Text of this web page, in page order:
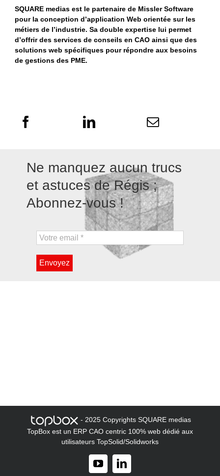
SQUARE medias est le partenaire de Missler Software
pour la conception d’application Web orientée sur les
métiers de l’industrie. Sa double expertise lui permet
d’offrir des services de conseils en CAO ainsi que des
solutions web spécifiques pour répondre aux besoins
de gestions des PME.
Ne manquez aucun trucs
et astuces de Régis ;
Abonnez-vous !
- 2025 Copyrights SQUARE medias
TopBox est un ERP CAO centric 100% web dédié aux
utilisateurs TopSolid/Solidworks
YouTubeLinkedIn